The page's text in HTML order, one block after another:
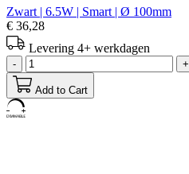
Zwart | 6.5W | Smart | Ø 100mm
€ 36,28
Levering 4+ werkdagen
- +
Add to Cart